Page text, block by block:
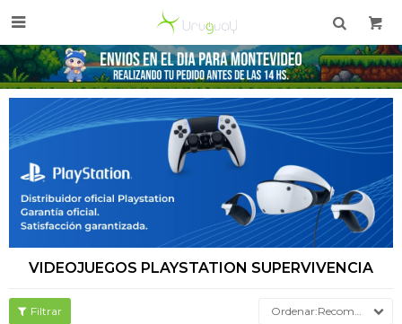

VIDEOJUEGOS PLAYSTATION SUPERVIVENCIA
Recomendados